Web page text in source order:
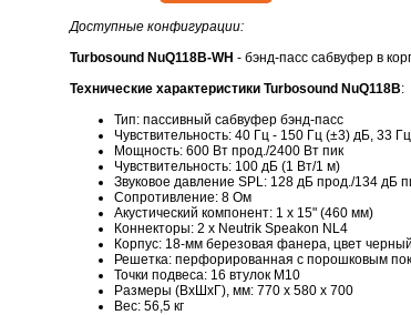
Доступные конфигурации:
Turbosound NuQ118B-WH - бэнд-пасс сабвуфер в
Технические характеристики Turbosound NuQ118B:
Тип: пассивный сабвуфер бэнд-пасс
Чувствительность: 40 Гц - 150 Гц (±3) дБ, 33
Мощность: 600 Вт прод./2400 Вт пик
Чувствительность: 100 дБ (1 Вт/1 м)
Звуковое давление SPL: 128 дБ прод./134 дБ
Сопротивление: 8 Ом
Акустический компонент: 1 x 15" (460 мм)
Коннекторы: 2 x Neutrik Speakon NL4
Корпус: 18-мм березовая фанера, цвет
Решетка: перфорированная с порошковым
Точки подвеса: 16 втулок M10
Размеры (ВxШxГ), мм: 770 x 580 x 700
Вес: 56,5 кг